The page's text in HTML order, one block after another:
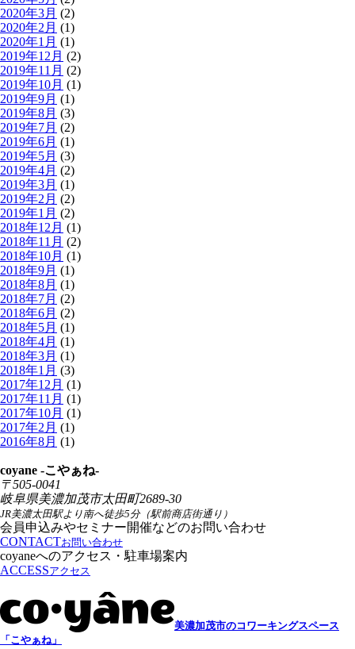
2020年3月 (2)
2020年2月 (1)
2020年1月 (1)
2019年12月 (2)
2019年11月 (2)
2019年10月 (1)
2019年9月 (1)
2019年8月 (3)
2019年7月 (2)
2019年6月 (1)
2019年5月 (3)
2019年4月 (2)
2019年3月 (1)
2019年2月 (2)
2019年1月 (2)
2018年12月 (1)
2018年11月 (2)
2018年10月 (1)
2018年9月 (1)
2018年8月 (1)
2018年7月 (2)
2018年6月 (2)
2018年5月 (1)
2018年4月 (1)
2018年3月 (1)
2018年1月 (3)
2017年12月 (1)
2017年11月 (1)
2017年10月 (1)
2017年2月 (1)
2016年8月 (1)
coyane -こやぁね-
〒505-0041
岐阜県美濃加茂市太田町2689-30
JR美濃太田駅より南へ徒歩5分（駅前商店街通り）
会員申込みやセミナー開催などのお問い合わせ
CONTACTお問い合わせ
coyaneへのアクセス・駐車場案内
ACCESSアクセス
美濃加茂市のコワーキングスペース
「こやぁね」